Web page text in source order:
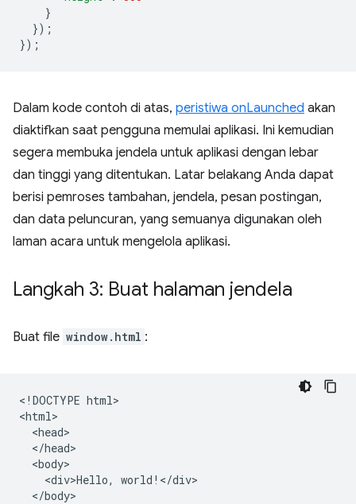
}
});
});
Dalam kode contoh di atas, peristiwa onLaunched akan
diaktifkan saat pengguna memulai aplikasi. Ini kemudian
segera membuka jendela untuk aplikasi dengan lebar
dan tinggi yang ditentukan. Latar belakang Anda dapat
berisi pemroses tambahan, jendela, pesan postingan,
dan data peluncuran, yang semuanya digunakan oleh
laman acara untuk mengelola aplikasi.
Langkah 3: Buat halaman jendela
Buat file window.html :
<!DOCTYPE html>
<html>
  <head>
  </head>
  <body>
    <div>Hello, world!</div>
  </body>